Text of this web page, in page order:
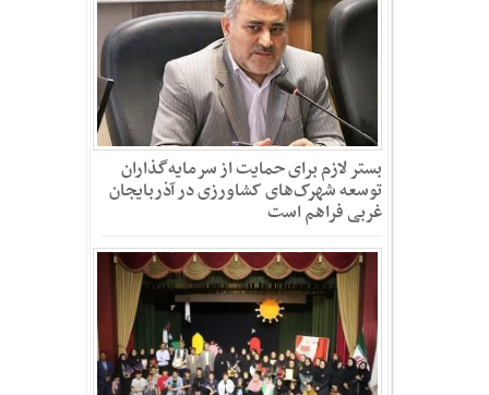
بستر لازم برای حمایت از سرمایه‌گذاران
توسعه شهرک‌های کشاورزی در آذربایجان
غربی فراهم است